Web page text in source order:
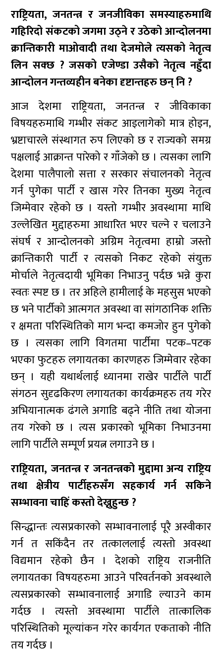
राष्ट्रियता, जनतन्त्र र जनजीविका समस्याहरुमाथि
गहिरिदो संकटको जगमा उठ्ने र उठेको आन्दोलनमा
क्रान्तिकारी माओवादी तथा देजमोले त्यसको नेतृत्व
लिन सक्छ ? जसको एजेण्डा उसैको नेतृत्व नहुँदा
आन्दोलन गन्तव्यहीन बनेका दृष्टान्तहरु छन् नि ?
आज देशमा राष्ट्रियता, जनतन्त्र र जीविकाका
विषयहरुमाथि गम्भीर संकट आइलागेको मात्र होइन,
भ्रष्टाचारले संस्थागत रुप लिएको छ र राज्यको समग्र
पक्षलाई आक्रान्त पारेको र गाँजेको छ । त्यसका लागि
देशमा पालैपालो सत्ता र सरकार संचालनको नेतृत्व
गर्न पुगेका पार्टी र खास गरेर तिनका मुख्य नेतृत्व
जिम्मेवार रहेको छ । यस्तो गम्भीर अवस्थामा माथि
उल्लेखित मुद्दाहरुमा आधारित भएर चल्ने र चलाउने
संघर्ष र आन्दोलनको अग्रिम नेतृत्वमा हाम्रो जस्तो
क्रान्तिकारी पार्टी र त्यसको निकट रहेको संयुक्त
मोर्चाले नेतृत्वदायी भूमिका निभाउनु पर्दछ भन्ने कुरा
स्वतः स्पष्ट छ । तर अहिले हामीलाई के महसुस भएको
छ भने पार्टीको आत्मगत अवस्था वा सांगठानिक शक्ति
र क्षमता परिस्थितिको माग भन्दा कमजोर हुन पुगेको
छ । त्यसका लागि विगतमा पार्टीमा पटक–पटक
भएका फुटहरु लगायतका कारणहरु जिम्मेवार रहेका
छन् । यही यथार्थलाई ध्यानमा राखेर पार्टीले पार्टी
संगठन सुदृढकिरण लगायतका कार्यक्रमहरु तय गरेर
अभियानात्मक ढंगले अगाडि बढ्ने नीति तथा योजना
तय गरेको छ । त्यस प्रकारको भूमिका निभाउनमा
लागि पार्टीले सम्पूर्ण प्रयत्न लगाउने छ ।
राष्ट्रियता, जनतन्त्र र जनतन्त्रको मुद्दामा अन्य राष्ट्रिय
तथा क्षेत्रीय पार्टीहरुसँग सहकार्य गर्न सकिने
सम्भावना चाहिं कस्तो देख्नुहुन्छ ?
सिन्द्धान्तः त्यसप्रकारको सम्भावनालाई पूरै अस्वीकार
गर्न त सकिंदैन तर तत्काललाई त्यस्तो अवस्था
विद्यमान रहेको छैन । देशको राष्ट्रिय राजनीति
लगायतका विषयहरुमा आउने परिवर्तनको अवस्थाले
त्यसप्रकारको सम्भावनालाई अगाडि ल्याउने काम
गर्दछ । त्यस्तो अवस्थामा पार्टीले तात्कालिक
परिस्थितिको मूल्यांकन गरेर कार्यगत एकताको नीति
तय गर्दछ ।